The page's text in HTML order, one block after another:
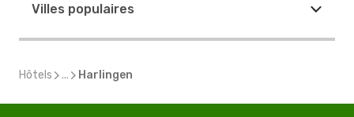
Villes populaires
Hôtels ... Harlingen